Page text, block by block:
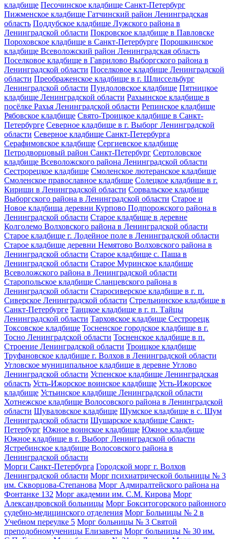
кладбище Песочинское кладбище Санкт-Петербург
Пижменское кладбище Гатчинский район Ленинградская
область Поддубское кладбище Лужского района в
Ленинградской области Покровское кладбище в Павловске
Пороховское кладбище в Санкт-Петербурге Порошкинское
кладбище Всеволожский район Ленинградская область
Поселковое кладбище в Гаврилово Выборгского района в
Ленинградской области Поселковое кладбище Ленинградской
области Преображенское кладбище в г. Шлиссельбург
Ленинградской области Пундоловское кладбище Пятницкое
кладбище Ленинградской области Рахьинское кладбище в
посёлке Рахья Ленинградской области Репинское кладбище
Рябовское кладбище Свято-Троицкое кладбище в Санкт-
Петербурге Северное кладбище в г. Выборг Ленинградской
области Северное кладбище Санкт-Петербурга
Серафимовское кладбище Сергиевское кладбище
Петродворцовый район Санкт-Петербург Сертоловское
кладбище Всеволожского района Ленинградской области
Сестрорецкое кладбище Смоленское лютеранское кладбище
Смоленское православное кладбище Солецкое кладбище в г.
Кириши в Ленинградской области Сорвальское кладбище
Выборгского района в Ленинградской области Старое и
Новое кладбища деревни Курпово Подпорожского района в
Ленинградской области Старое кладбище в деревне
Колголемо Волховского района в Ленинградской области
Старое кладбище г. Лодейное поле в Ленинградской области
Старое кладбище деревни Немятово Волховского района в
Ленинградской области Старое кладбище с. Паша в
Ленинградской области Старое Муринское кладбище
Всеволожского района в Ленинградской области
Старопольское кладбище Сланцевского района в
Ленинградской области Старосиверское кладбище в г. п.
Сиверское Ленинградской области Стрельнинское кладбище в
Санкт-Петербурге Таицкое кладбище в г. п. Тайцы
Ленинградской области Тарховское кладбище Сестрорецк
Токсовское кладбище Тосненское городское кладбище в г.
Тосно Ленинградской области Тосненское кладбище в п.
Строение Ленинградской области Троицкое кладбище
Труфановское кладбище г. Волхов в Ленинградской области
Угловское муниципальное кладбище в деревне Углово
Ленинградской области Успенское кладбище Ленинградская
область Усть-Ижорское воинское кладбище Усть-Ижорское
кладбище Устьинское кладбище Ленинградской области
Хотнежское кладбище Волосовского района в Ленинградской
области Шуваловское кладбище Шумское кладбище в с. Шум
Ленинградской области Шушарское кладбище Санкт-
Петербург Южное воинское кладбище Южное кладбище
Южное кладбище в г. Выборг Ленинградской области
Ястребинское кладбище Волосовского района в
Ленинградской области
Морги Санкт-Петербурга Городской морг г. Волхов
Ленинградской области Морг психиатрической больницы № 3
им. Скворцова-Степанова Морг Адмиралтейского района на
Фонтанке 132 Морг академии им. С.М. Кирова Морг
Александровской больницы Морг Бокситогорского районного
судебно-медицинского отделения Морг Больницы № 2 в
Учебном переулке 5 Морг больницы № 3 Святой
преподобномученицы Елизаветы Морг больницы № 30 им.